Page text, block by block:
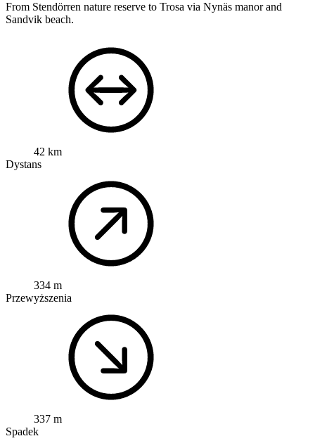
From Stendörren nature reserve to Trosa via Nynäs manor and
Sandvik beach.
42 km
Dystans
334 m
Przewyższenia
337 m
Spadek